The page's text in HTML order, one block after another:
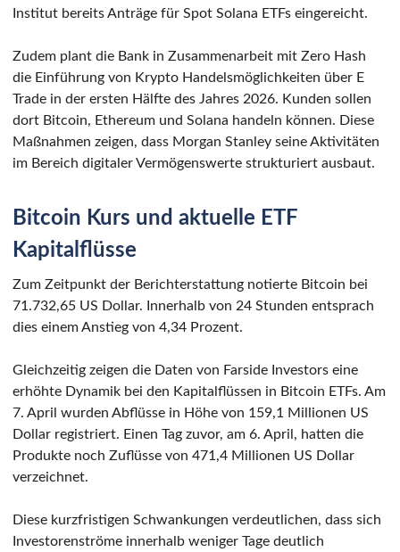
Institut bereits Anträge für Spot Solana ETFs eingereicht.
Zudem plant die Bank in Zusammenarbeit mit Zero Hash
die Einführung von Krypto Handelsmöglichkeiten über E
Trade in der ersten Hälfte des Jahres 2026. Kunden sollen
dort Bitcoin, Ethereum und Solana handeln können. Diese
Maßnahmen zeigen, dass Morgan Stanley seine Aktivitäten
im Bereich digitaler Vermögenswerte strukturiert ausbaut.
Bitcoin Kurs und aktuelle ETF
Kapitalflüsse
Zum Zeitpunkt der Berichterstattung notierte Bitcoin bei
71.732,65 US Dollar. Innerhalb von 24 Stunden entsprach
dies einem Anstieg von 4,34 Prozent.
Gleichzeitig zeigen die Daten von Farside Investors eine
erhöhte Dynamik bei den Kapitalflüssen in Bitcoin ETFs. Am
7. April wurden Abflüsse in Höhe von 159,1 Millionen US
Dollar registriert. Einen Tag zuvor, am 6. April, hatten die
Produkte noch Zuflüsse von 471,4 Millionen US Dollar
verzeichnet.
Diese kurzfristigen Schwankungen verdeutlichen, dass sich
Investorenströme innerhalb weniger Tage deutlich